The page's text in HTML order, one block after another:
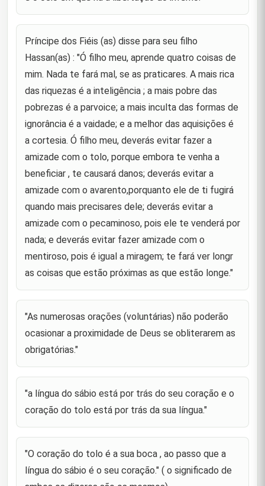
42
Príncipe dos Fiéis (as) disse referindo-se a khabab
Ibn Arat : "Que Deus tenha misericórdia de Khabab
Ibn Arat, porque ele aceitou o Islã de boa vontade,
migrou
mente a outra vida, agiu de maneira a estar apto a
prestar contas, esteve satisfeito com o que lhe era
suficiente e
44
"Mesmo que eu golpeasse o nariz de um crente
não o faria, e mesmo que eu empilhasse todas as
riquezas do mundo per
"O pecado que vos aborrece é melho aos olhos de
Deus do que a virtude que vos torna orgulhosos."
coragem,sua veracidade é e acordo com o seu
equilíbrio de temperamento, seu valor é de acordo
com o seu auto-respeito, e s
"A vitória vem da determinação ; a determinação
vem da resolução do pensamento e os
pensamentos são formados pela retenção dos
segredos."
48
"Temei o ataque de um nobre quando estiver com
fome e o de um ignóbil quando estiver saciado."
49
selvagens , arremetem-se contra quem se põe a
"Por quanto tempo vossa posição for boa, vossos
defeitos permanecerão acobertados."
51
poder para punir."
Príncipe dos Fiéis (as) disse para seu filho
Hassan(as) : "Ó filho meu, aprende quatro coisas de
mim. Nada te fará mal, se as praticares. A mais rica
das riquezas é a inteligência ; a mais pobre das
pobrezas é a parvoice; a mais inculta das formas de
ignorância é a vaidade; e a melhor das aquisições é
a cortesia. Ó filho meu, deverás evitar fazer a
amizade com o tolo, porque embora te venha a
beneficiar , te causará danos; deverás evitar a
amizade com o avarento,porquanto ele de ti fugirá
quando mais precisares dele; deverás evitar a
amizade com o pecaminoso, pois ele te venderá por
nada; e deverás evitar fazer amizade com o
mentiroso, pois é igual a miragem; te fará ver longr
as coisas que estão próximas as que estão longe."
"As numerosas orações (voluntárias) não poderão
ocasionar a proximidade de Deus se obliterarem as
obrigatórias."
"a língua do sábio está por trás do seu coração e o
coração do tolo está por trás da sua língua."
"O coração do tolo é a sua boca , ao passo que a
língua do sábio é o seu coração." ( o significado de